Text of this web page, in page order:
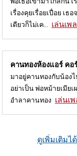
เรื่องคุยเรื่อยเปื่อย เธ
เดียวก็ไม่เค...
เล่นเพ
คานทองห้องแอร์ คอ
มาอยู่คานทองกับน้อง
อย่าเป็น พ่อหม้ายเมีย
อำลาคานทอง เล่นเ
ดูเพิ่มเติมไ